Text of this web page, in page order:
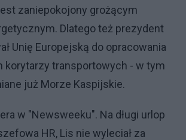
zaniepokojony grożącym
Dlatego też prezydent
Unię Europejską do opracowania
korytarzy transportowych - w tym
już Morze Kaspijskie.
w "Newsweeku". Na długi urlop
HR, Lis nie wyleciał za